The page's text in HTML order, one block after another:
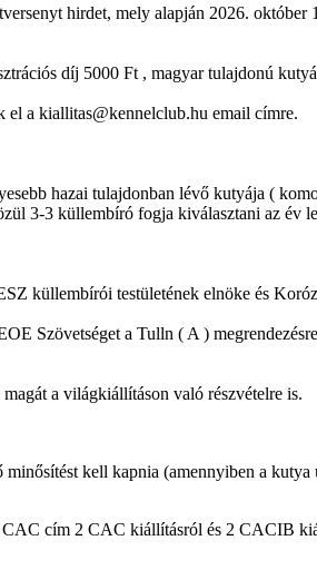
hirdet, mely alapján 2026.
díj 5000 Ft , magyar tulajdonú
a kiallitas@kennelclub.hu email címre.
hazai tulajdonban lévő kutyája (
3-3 küllembíró fogja kiválasztani az év
küllembírói testületének elnöke és
Szövetséget a Tulln ( A )
a világkiállításon való részvételre is.
kell kapnia (amennyiben a
cím 2 CAC kiállításról és 2 CACIB